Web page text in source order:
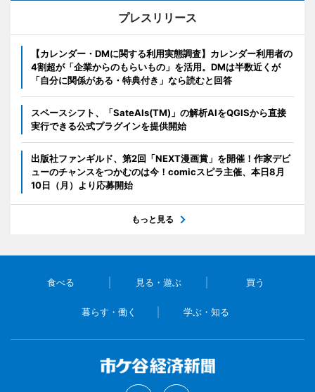
プレスリリース
【カレンダー・DMに関する利用実態調査】カレンダー利用者の
4割超が「企業からのもらいもの」を活用。DMは半数近くが
「自分に関係がある・特典付き」なら読むと回答
スペースシフト、「SateAIs(TM)」の解析AIをQGISから直接
実行できる公式プラグインを提供開始
出版社ファンギルド、第2回「NEXT漫画賞」を開催！作家デビ
ューのチャンスをつかむのは今！comicスピラ主催、本日8月
10日（月）より応募開始
もっと見る
食べる 見る・遊ぶ 買う
暮らす・働く 学ぶ・知る